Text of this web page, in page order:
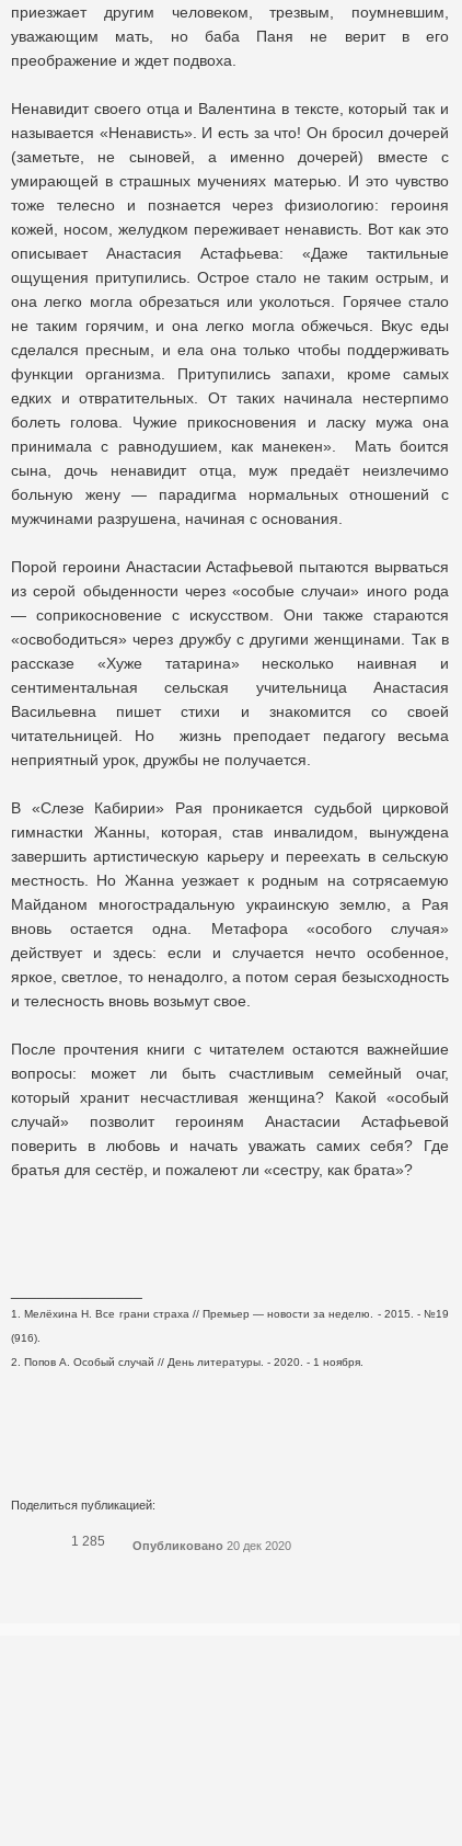
приезжает другим человеком, трезвым, поумневшим,
уважающим мать, но баба Паня не верит в его
преображение и ждет подвоха.
Ненавидит своего отца и Валентина в тексте, который так и
называется «Ненависть». И есть за что! Он бросил дочерей
(заметьте, не сыновей, а именно дочерей) вместе с
умирающей в страшных мучениях матерью. И это чувство
тоже телесно и познается через физиологию: героиня
кожей, носом, желудком переживает ненависть. Вот как это
описывает Анастасия Астафьева: «Даже тактильные
ощущения притупились. Острое стало не таким острым, и
она легко могла обрезаться или уколоться. Горячее стало
не таким горячим, и она легко могла обжечься. Вкус еды
сделался пресным, и ела она только чтобы поддерживать
функции организма. Притупились запахи, кроме самых
едких и отвратительных. От таких начинала нестерпимо
болеть голова. Чужие прикосновения и ласку мужа она
принимала с равнодушием, как манекен». Мать боится
сына, дочь ненавидит отца, муж предаёт неизлечимо
больную жену — парадигма нормальных отношений с
мужчинами разрушена, начиная с основания.
Порой героини Анастасии Астафьевой пытаются вырваться
из серой обыденности через «особые случаи» иного рода
— соприкосновение с искусством. Они также стараются
«освободиться» через дружбу с другими женщинами. Так в
рассказе «Хуже татарина» несколько наивная и
сентиментальная сельская учительница Анастасия
Васильевна пишет стихи и знакомится со своей
читательницей. Но жизнь преподает педагогу весьма
неприятный урок, дружбы не получается.
В «Слезе Кабирии» Рая проникается судьбой цирковой
гимнастки Жанны, которая, став инвалидом, вынуждена
завершить артистическую карьеру и переехать в сельскую
местность. Но Жанна уезжает к родным на сотрясаемую
Майданом многострадальную украинскую землю, а Рая
вновь остается одна. Метафора «особого случая»
действует и здесь: если и случается нечто особенное,
яркое, светлое, то ненадолго, а потом серая безысходность
и телесность вновь возьмут свое.
После прочтения книги с читателем остаются важнейшие
вопросы: может ли быть счастливым семейный очаг,
который хранит несчастливая женщина? Какой «особый
случай» позволит героиням Анастасии Астафьевой
поверить в любовь и начать уважать самих себя? Где
братья для сестёр, и пожалеют ли «сестру, как брата»?
1. Мелёхина Н. Все грани страха // Премьер — новости за неделю. - 2015. - №19
(916).
2. Попов А. Особый случай // День литературы. - 2020. - 1 ноября.
Поделиться публикацией:
1 285 Опубликовано 20 дек 2020